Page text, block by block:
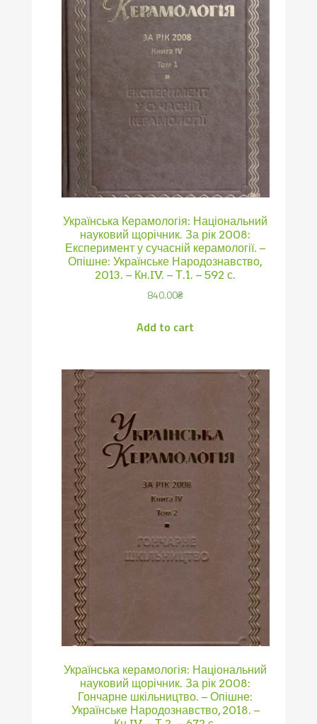
Українська Керамологія: Національний
науковий щорічник. За рік 2008:
Експеримент у сучасній керамології. –
Опішне: Українське Народознавство,
2013. – Кн.IV. – Т.1. – 592 с.
840.00₴
Add to cart
Українська керамологія: Національний
науковий щорічник. За рік 2008:
Гончарне шкільництво. – Опішне:
Українське Народознавство, 2018. –